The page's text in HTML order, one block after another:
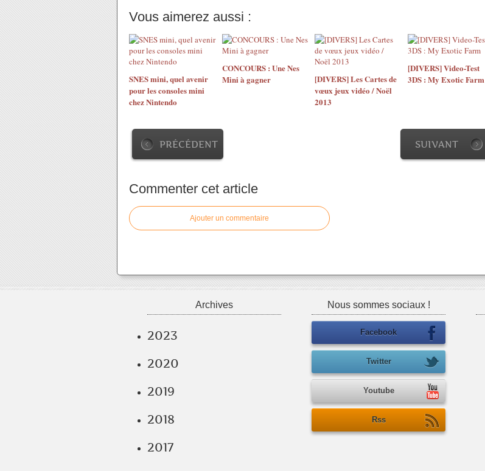
Vous aimerez aussi :
SNES mini, quel avenir
pour les consoles mini
chez Nintendo
CONCOURS : Une Nes
Mini à gagner
[DIVERS] Les Cartes de
vœux jeux vidéo / Noël
2013
[DIVERS] Video-Test
3DS : My Exotic Farm
PRÉCÉDENT SUIVANT
Commenter cet article
Ajouter un commentaire
Archives
2023
2020
2019
2018
2017
Nous sommes sociaux !
Facebook
Twitter
Youtube
Rss